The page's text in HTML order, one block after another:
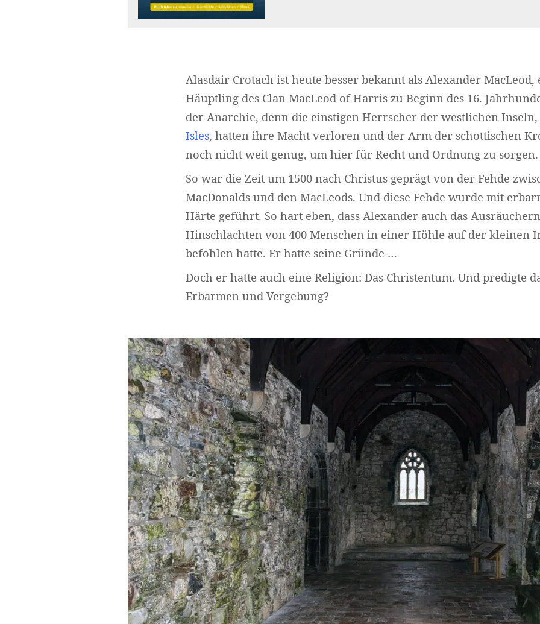
Alasdair Crotach ist heute besser bekannt als Alexander
Häuptling des Clan MacLeod of Harris zu Beginn des 16.
der Anarchie, denn die einstigen Herrscher der westlichen
Isles, hatten ihre Macht verloren und der Arm der schottischen
noch nicht weit genug, um hier für Recht und Ordnung zu sorgen.
So war die Zeit um 1500 nach Christus geprägt von der Fehde
MacDonalds und den MacLeods. Und diese Fehde wurde mit
Härte geführt. So hart eben, dass Alexander auch das
Hinschlachten von 400 Menschen in einer Höhle auf der kleinen
befohlen hatte. Er hatte seine Gründe …
Doch er hatte auch eine Religion: Das Christentum. Und predigte
Erbarmen und Vergebung?
Widerrufsformular
Widerruf bestätigen